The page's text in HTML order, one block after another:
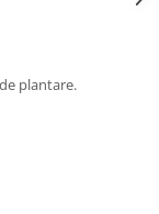
plantare.